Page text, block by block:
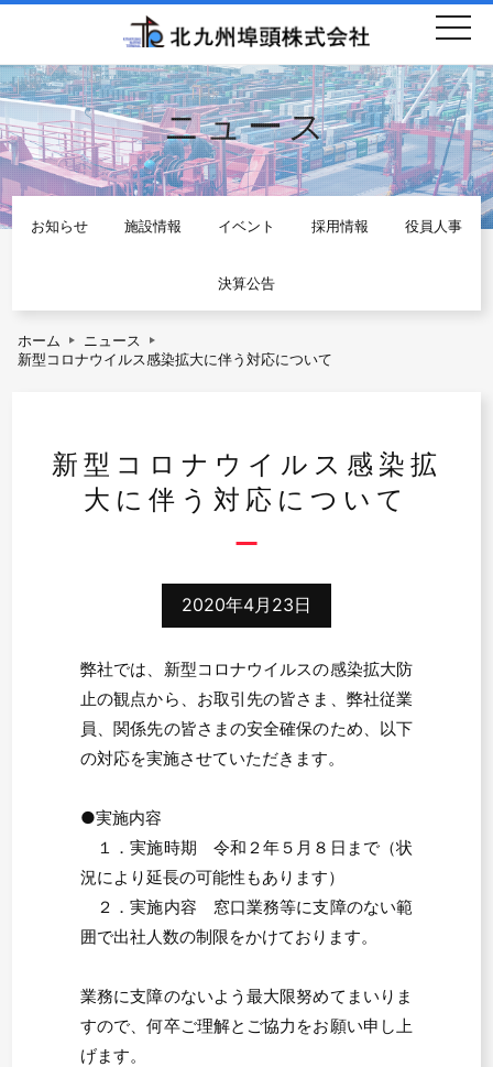
ニュース
お知らせ 施設情報 イベント 採用情報 役員人事
決算公告
ホーム
ニュース
新型コロナウイルス感染拡大に伴う対応について
新型コロナウイルス感染拡
大に伴う対応について
2020年4月23日
弊社では、新型コロナウイルスの感染拡大防
止の観点から、お取引先の皆さま、弊社従業
員、関係先の皆さまの安全確保のため、以下
の対応を実施させていただきます。
●実施内容
１．実施時期 令和２年５月８日まで（状
況により延長の可能性もあります）
２．実施内容 窓口業務等に支障のない範
囲で出社人数の制限をかけております。
業務に支障のないよう最大限努めてまいりま
すので、何卒ご理解とご協力をお願い申し上
げます。